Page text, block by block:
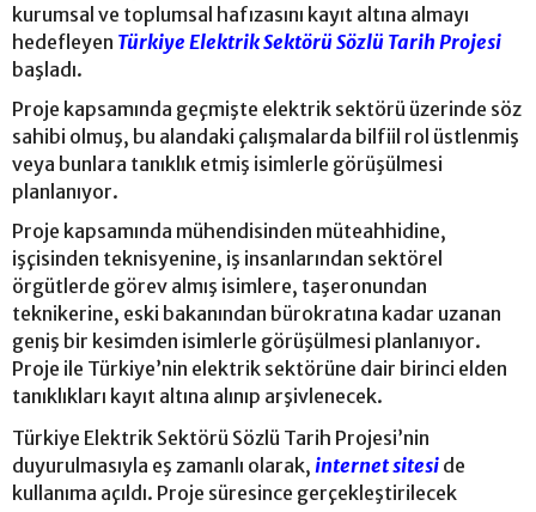
kurumsal ve toplumsal hafızasını kayıt altına almayı
hedefleyen Türkiye Elektrik Sektörü Sözlü Tarih Projesi
başladı.
Proje kapsamında geçmişte elektrik sektörü üzerinde söz
sahibi olmuş, bu alandaki çalışmalarda bilfiil rol üstlenmiş
veya bunlara tanıklık etmiş isimlerle görüşülmesi
planlanıyor.
Proje kapsamında mühendisinden müteahhidine,
işçisinden teknisyenine, iş insanlarından sektörel
örgütlerde görev almış isimlere, taşeronundan
teknikerine, eski bakanından bürokratına kadar uzanan
geniş bir kesimden isimlerle görüşülmesi planlanıyor.
Proje ile Türkiye’nin elektrik sektörüne dair birinci elden
tanıklıkları kayıt altına alınıp arşivlenecek.
Türkiye Elektrik Sektörü Sözlü Tarih Projesi’nin
duyurulmasıyla eş zamanlı olarak, internet sitesi de
kullanıma açıldı. Proje süresince gerçekleştirilecek